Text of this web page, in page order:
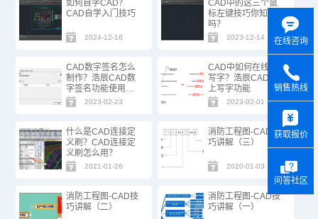
如何自学CAD？
CAD自学入门技巧
2024-12-16
CAD中的这三个鼠
标左键技巧你知道
吗？
2023-12-14
CAD数字签名怎么
制作？浩辰CAD数
字签名功能使用技
巧
2023-02-23
CAD中如何在线上
写字？浩辰CAD线
上写字功能
2023-02-01
什么是CAD连接定
义刷？CAD连接定
义刷怎么用？
2021-01-26
消防工程图-CAD技
巧讲解（三）
2020-01-03
消防工程图-CAD技
巧讲解（二）
消防工程图-CAD技
巧讲解（一）
在线咨询
销售热线
获取报价
问答社区